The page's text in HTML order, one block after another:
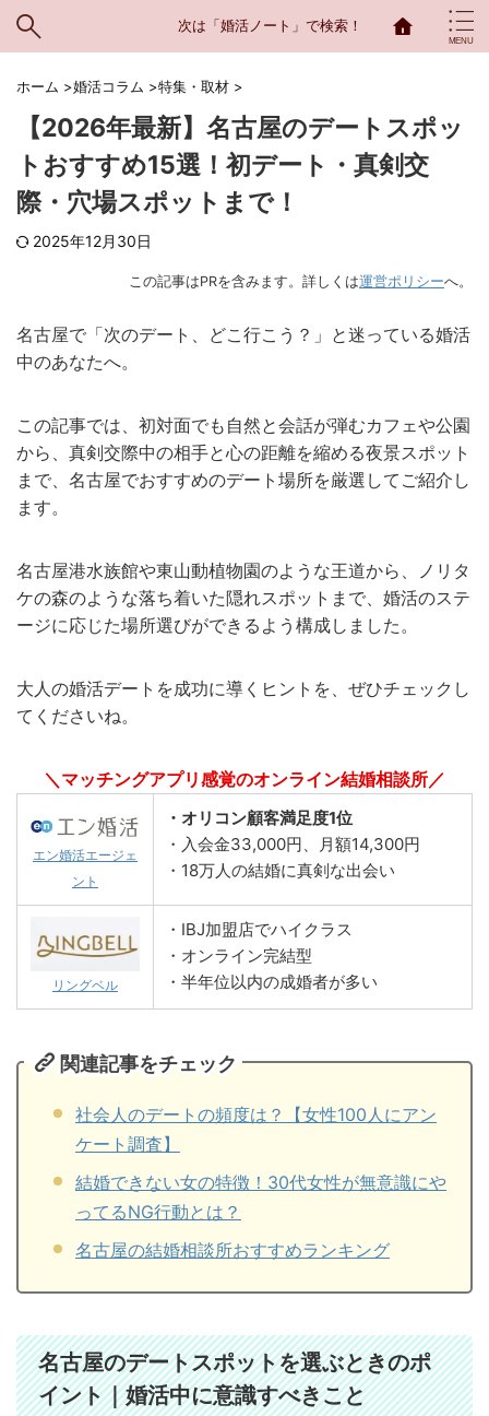
次は「婚活ノート」で検索！
ホーム >婚活コラム >特集・取材 >
【2026年最新】名古屋のデートスポッ
トおすすめ15選！初デート・真剣交
際・穴場スポットまで！
2025年12月30日
この記事はPRを含みます。詳しくは運営ポリシーへ。
名古屋で「次のデート、どこ行こう？」と迷っている婚活
中のあなたへ。
この記事では、初対面でも自然と会話が弾むカフェや公園
から、真剣交際中の相手と心の距離を縮める夜景スポット
まで、名古屋でおすすめのデート場所を厳選してご紹介し
ます。
名古屋港水族館や東山動植物園のような王道から、ノリタ
ケの森のような落ち着いた隠れスポットまで、婚活のステ
ージに応じた場所選びができるよう構成しました。
大人の婚活デートを成功に導くヒントを、ぜひチェックし
てくださいね。
＼マッチングアプリ感覚のオンライン結婚相談所／
エン婚活エージェ
ント
・オリコン顧客満足度1位
・入会金33,000円、月額14,300円
・18万人の結婚に真剣な出会い
リングベル
・IBJ加盟店でハイクラス
・オンライン完結型
・半年位以内の成婚者が多い
関連記事をチェック
社会人のデートの頻度は？【女性100人にアン
ケート調査】
結婚できない女の特徴！30代女性が無意識にや
ってるNG行動とは？
名古屋の結婚相談所おすすめランキング
名古屋のデートスポットを選ぶときのポ
イント｜婚活中に意識すべきこと